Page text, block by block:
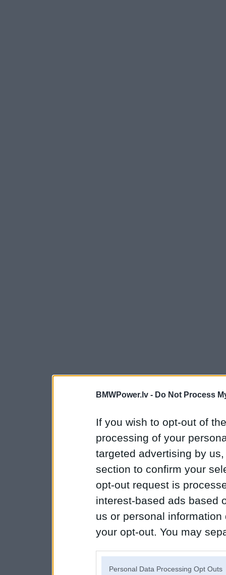
BMWPower.lv - Do Not Process
If you wish to opt-out of
processing of your
targeted advertising by
section to confirm your
opt-out request is
interest-based ads based
us or personal
your opt-out. You may
Personal Data Processing Opt Outs